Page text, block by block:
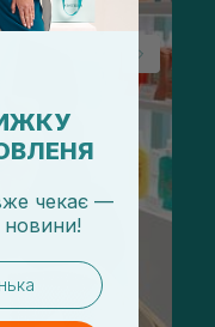
чекає —
новини!